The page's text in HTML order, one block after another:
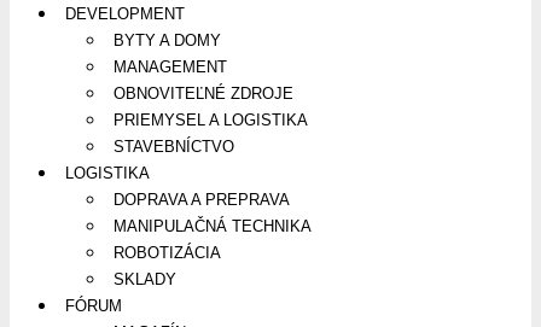
DEVELOPMENT
BYTY A DOMY
MANAGEMENT
OBNOVITEĽNÉ ZDROJE
PRIEMYSEL A LOGISTIKA
STAVEBNÍCTVO
LOGISTIKA
DOPRAVA A PREPRAVA
MANIPULAČNÁ TECHNIKA
ROBOTIZÁCIA
SKLADY
FÓRUM